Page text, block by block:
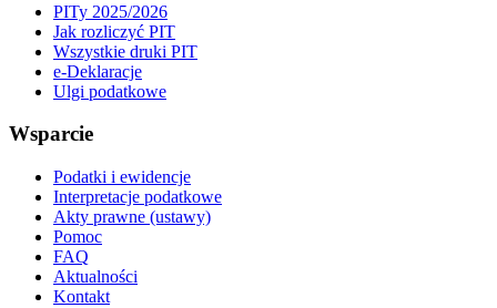
PITy 2025/2026
Jak rozliczyć PIT
Wszystkie druki PIT
e-Deklaracje
Ulgi podatkowe
Wsparcie
Podatki i ewidencje
Interpretacje podatkowe
Akty prawne (ustawy)
Pomoc
FAQ
Aktualności
Kontakt